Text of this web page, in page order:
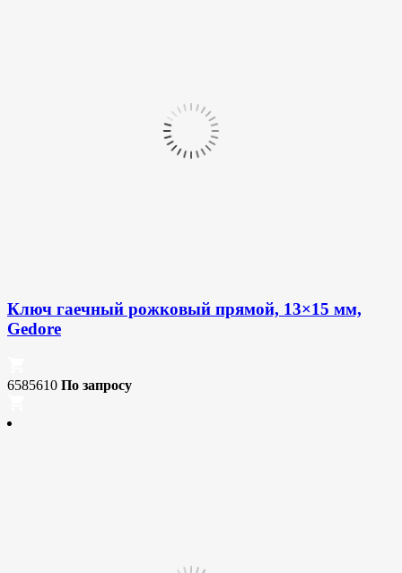
Ключ гаечный рожковый прямой, 13×15 мм,
Gedore
6585610 По запросу